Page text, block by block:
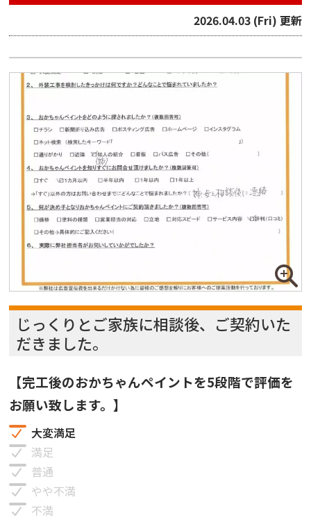
2026.04.03 (Fri) 更新
じっくりとご家族に相談後、ご契約いた
だきました。
【完工後のおかちゃんペイントを5段階で評価を
お願い致します。】
大変満足
満足
普通
やや不満
不満